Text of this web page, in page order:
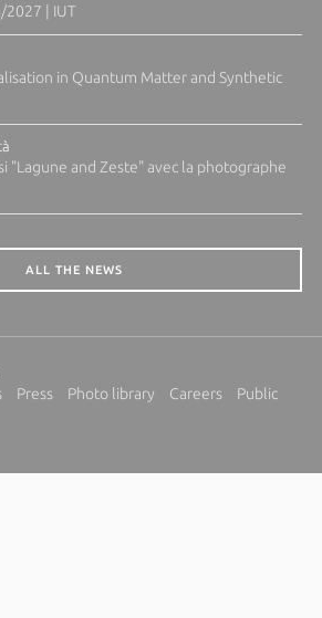
2027 | IUT
in Quantum Matter and Synthetic
"Lagune and Zeste" avec la photographe
ALL THE NEWS
Press Photo library Careers
Public